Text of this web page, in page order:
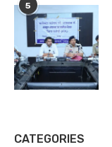
5
CATEGORIES